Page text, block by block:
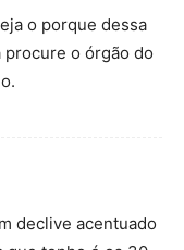
o porque dessa
procure o órgão do
declive acentuado